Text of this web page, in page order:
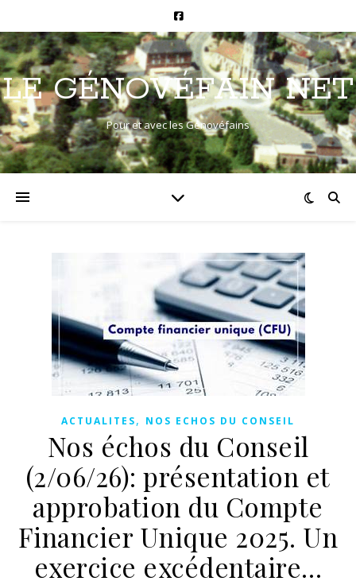
LE GÉNOVÉFAIN NET
Pour et avec les Génovéfains
ACTUALITES, NOS ECHOS DU CONSEIL
Nos échos du Conseil
(2/06/26): présentation et
approbation du Compte
Financier Unique 2025. Un
exercice excédentaire…